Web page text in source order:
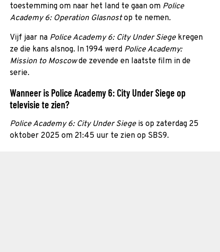
toestemming om naar het land te gaan om Police
Academy 6: Operation Glasnostop te nemen.
Vijf jaar na Police Academy 6: City Under Siege kregen
ze die kans alsnog. In 1994 werd Police Academy:
Mission to Moscowde zevende en laatste film in de
serie.
Wanneer is Police Academy 6: City Under Siege op
televisie te zien?
Police Academy 6: City Under Siegeis op zaterdag 25
oktober 2025 om 21:45 uur te zien op SBS9.